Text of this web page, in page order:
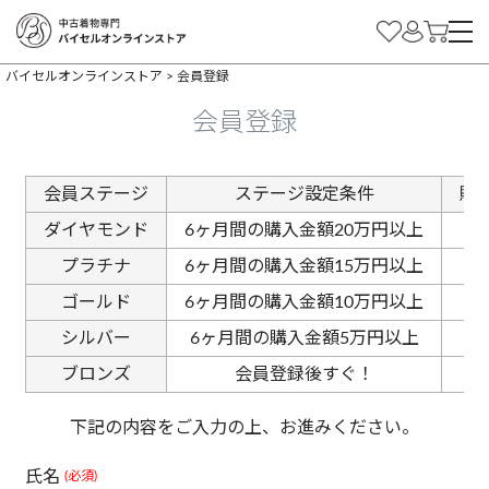
バイセルオンラインストア 会員登録
会員登録
会員ステージ ステージ設定条件 購
ダイヤモンド 6ヶ月間の購入金額20万円以上
プラチナ 6ヶ月間の購入金額15万円以上
ゴールド 6ヶ月間の購入金額10万円以上
シルバー 6ヶ月間の購入金額5万円以上
ブロンズ 会員登録後すぐ！
下記の内容をご入力の上、お進みください。
氏名 (必須)